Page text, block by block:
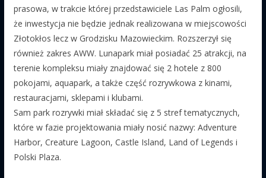
prasowa, w trakcie której przedstawiciele Las Palm ogłosili,
że inwestycja nie będzie jednak realizowana w miejscowości
Złotokłos lecz w Grodzisku Mazowieckim. Rozszerzył się
również zakres AWW. Lunapark miał posiadać 25 atrakcji, na
terenie kompleksu miały znajdować się 2 hotele z 800
pokojami, aquapark, a także część rozrywkowa z kinami,
restauracjami, sklepami i klubami.
Sam park rozrywki miał składać się z 5 stref tematycznych,
które w fazie projektowania miały nosić nazwy: Adventure
Harbor, Creature Lagoon, Castle Island, Land of Legends i
Polski Plaza.